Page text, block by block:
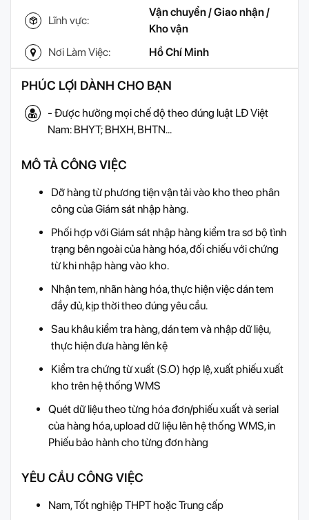
Lĩnh vực:
Vận chuyển / Giao nhận /
Kho vận
Nơi Làm Việc:
Hồ Chí Minh
PHÚC LỢI DÀNH CHO BẠN
- Được hưởng mọi chế độ theo đúng luật LĐ Việt
Nam: BHYT; BHXH, BHTN...
MÔ TẢ CÔNG VIỆC
Dỡ hàng từ phương tiện vận tải vào kho theo phân
công của Giám sát nhập hàng.
Phối hợp với Giám sát nhập hàng kiểm tra sơ bộ tình
trạng bên ngoài của hàng hóa, đối chiếu với chứng
từ khi nhập hàng vào kho.
Nhận tem, nhãn hàng hóa, thực hiện việc dán tem
đầy đủ, kịp thời theo đúng yêu cầu.
Sau khâu kiểm tra hàng, dán tem và nhập dữ liệu,
thực hiện đưa hàng lên kệ
Kiểm tra chứng từ xuất (S.O) hợp lệ, xuất phiếu xuất
kho trên hệ thống WMS
Quét dữ liệu theo từng hóa đơn/phiếu xuất và serial
của hàng hóa, upload dữ liệu lên hệ thống WMS, in
Phiếu bảo hành cho từng đơn hàng
YÊU CẦU CÔNG VIỆC
Nam, Tốt nghiệp THPT hoặc Trung cấp